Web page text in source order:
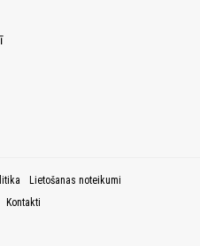
Lietošanas noteikumi
Kontakti